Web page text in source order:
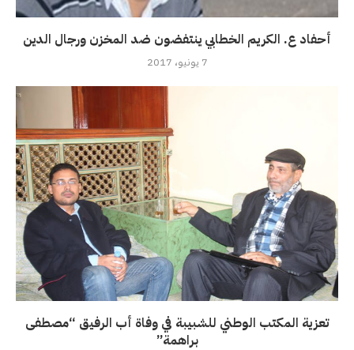
أحفاد ع. الكريم الخطابي ينتفضون ضد المخزن ورجال الدين
7 يونيو، 2017
تعزية المكتب الوطني للشبيبة في وفاة أب الرفيق “مصطفى
براهمة”